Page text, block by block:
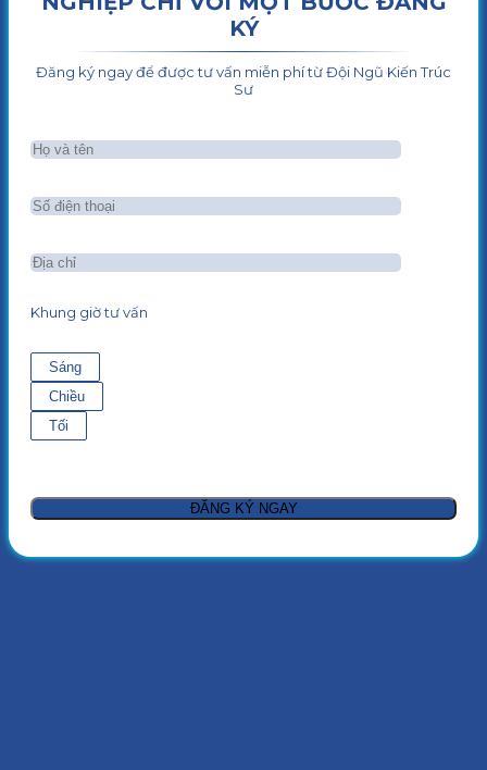
KÝ
Đăng ký ngay để được tư vấn miễn phí từ Đội Ngũ Kiến Trúc
Sư
Khung giờ tư vấn
Sáng
Chiều
Tối